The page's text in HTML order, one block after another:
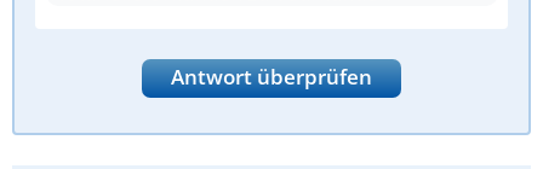
Antwort überprüfen